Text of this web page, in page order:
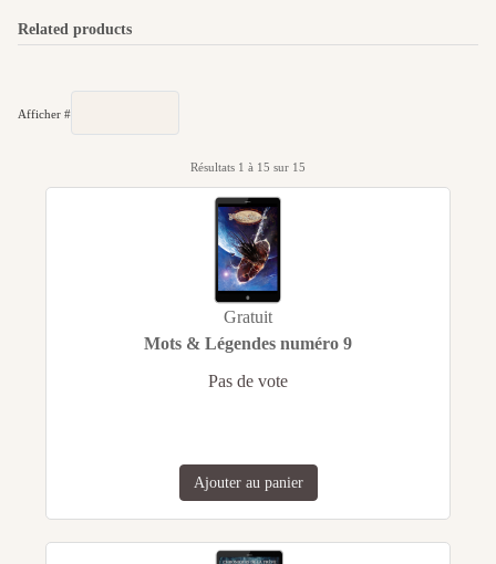
Related products
Afficher #
Résultats 1 à 15 sur 15
Gratuit
Mots & Légendes numéro 9
Pas de vote
Ajouter au panier